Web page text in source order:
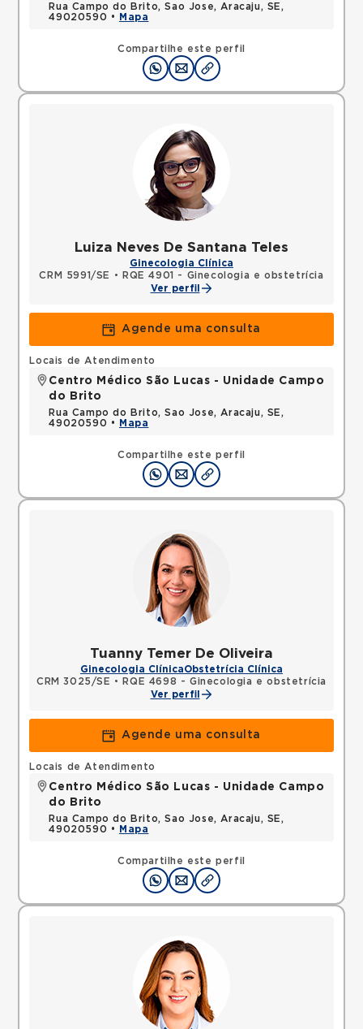
Compartilhe este perfil
Rua Campo do Brito, Sao Jose, Aracaju, SE,
49020590 •
Mapa
Luiza Neves De Santana Teles
Ginecologia Clínica
CRM 5991/SE
•
RQE 4901 - Ginecologia e obstetrícia
Ver perfil
Agende uma consulta
Compartilhe este perfil
Locais de Atendimento
Centro Médico São Lucas - Unidade Campo
do Brito
Rua Campo do Brito, Sao Jose, Aracaju, SE,
49020590 •
Mapa
Tuanny Temer De Oliveira
Ginecologia ClínicaObstetrícia Clínica
CRM 3025/SE •
RQE 4698 - Ginecologia e obstetrícia
Ver perfil
Agende uma consulta
Compartilhe este perfil
Locais de Atendimento
Centro Médico São Lucas - Unidade Campo
do Brito
Rua Campo do Brito, Sao Jose, Aracaju, SE,
49020590 •
Mapa